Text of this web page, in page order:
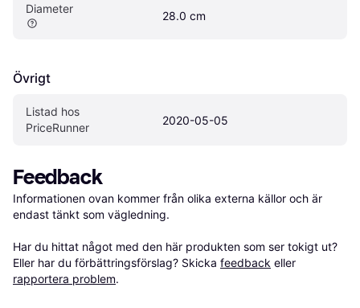
Diameter
28.0 cm
Övrigt
Listad hos
PriceRunner
2020-05-05
Feedback
Informationen ovan kommer från olika externa källor och är
endast tänkt som vägledning.
Har du hittat något med den här produkten som ser tokigt ut?
Eller har du förbättringsförslag? Skicka feedback eller
rapportera problem.